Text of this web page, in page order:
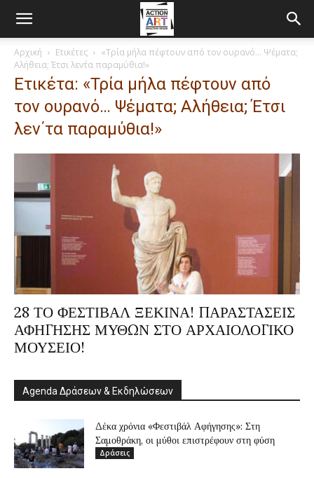
Αρχική Ετικέτες
«Τρία μήλα πέφτουν από τον ουρανό… Ψέματα;
Αλήθεια; Έτσι λεν΄τα παραμύθια!»
Ετικέτα: «Τρία μήλα πέφτουν από
τον ουρανό… Ψέματα; Αλήθεια; Έτσι
λεν΄τα παραμύθια!»
28 ΤΟ ΦΕΣΤΙΒΑΛ ΞΕΚΙΝΑ! ΠΑΡΑΣΤΑΣΕΙΣ
ΑΦΗΓΗΣΗΣ ΜΥΘΩΝ ΣΤΟ ΑΡΧΑΙΟΛΟΓΙΚΟ
ΜΟΥΣΕΙΟ!
Agenda Δράσεων & Εκδηλώσεων
Δέκα χρόνια «Φεστιβάλ Αφήγησης»: Στη
Σαμοθράκη, οι μύθοι επιστρέφουν στη φύση
Δράσεις